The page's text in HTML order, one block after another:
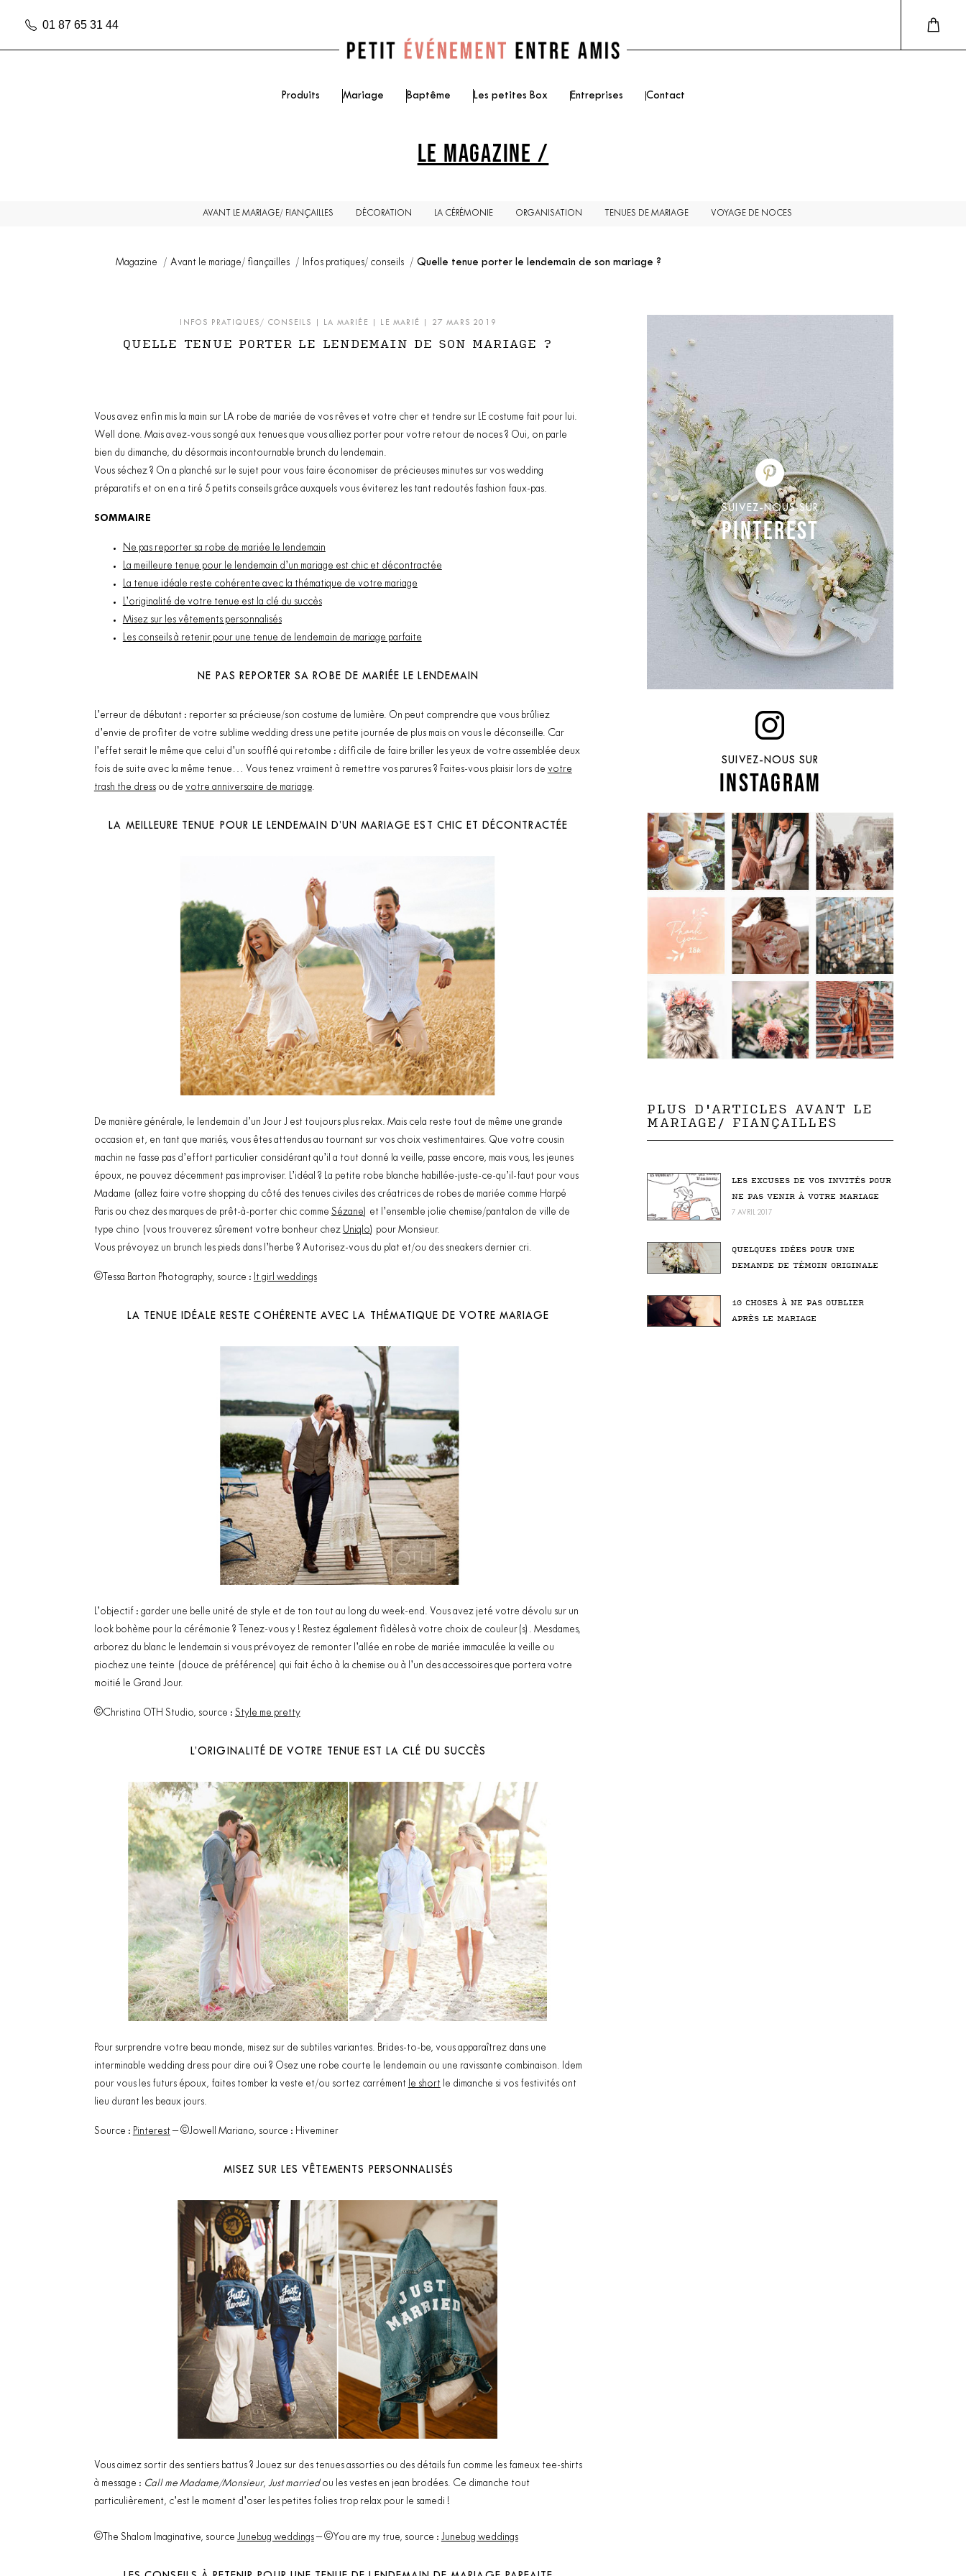
01 87 65 31 44
Produits Mariage Baptême Les petites Box Entreprises Contact
LE MAGAZINE /
AVANT LE MARIAGE/ FIANÇAILLES DÉCORATION LA CÉRÉMONIE ORGANISATION TENUES DE MARIAGE VOYAGE DE NOCES
Magazine Avant le mariage/ fiançailles Infos pratiques/ conseils Quelle tenue porter le lendemain de son mariage ?
INFOS PRATIQUES/ CONSEILS LA MARIÉE LE MARIÉ | 27 MARS 2019
QUELLE TENUE PORTER LE LENDEMAIN DE SON MARIAGE ?
Vous avez enfin mis la main sur LA robe de mariée de vos rêves et votre cher et tendre sur LE costume fait pour lui.
Well done. Mais avez-vous songé aux tenues que vous alliez porter pour votre retour de noces ? Oui, on parle
bien du dimanche, du désormais incontournable brunch du lendemain.
Vous séchez ? On a planché sur le sujet pour vous faire économiser de précieuses minutes sur vos wedding
préparatifs et on en a tiré 5 petits conseils grâce auxquels vous éviterez les tant redoutés fashion faux-pas.
SOMMAIRE
Ne pas reporter sa robe de mariée le lendemain
La meilleure tenue pour le lendemain d’un mariage est chic et décontractée
La tenue idéale reste cohérente avec la thématique de votre mariage
L’originalité de votre tenue est la clé du succès
Misez sur les vêtements personnalisés
Les conseils à retenir pour une tenue de lendemain de mariage parfaite
NE PAS REPORTER SA ROBE DE MARIÉE LE LENDEMAIN
L’erreur de débutant : reporter sa précieuse/son costume de lumière. On peut comprendre que vous brûliez
d’envie de profiter de votre sublime wedding dress une petite journée de plus mais on vous le déconseille. Car
l’effet serait le même que celui d’un soufflé qui retombe : difficile de faire briller les yeux de votre assemblée deux
fois de suite avec la même tenue… Vous tenez vraiment à remettre vos parures ? Faites-vous plaisir lors de votre
trash the dressou de votre anniversaire de mariage.
LA MEILLEURE TENUE POUR LE LENDEMAIN D’UN MARIAGE EST CHIC ET DÉCONTRACTÉE
De manière générale, le lendemain d’un Jour J est toujours plus relax. Mais cela reste tout de même une grande
occasion et, en tant que mariés, vous êtes attendus au tournant sur vos choix vestimentaires. Que votre cousin
machin ne fasse pas d’effort particulier considérant qu’il a tout donné la veille, passe encore, mais vous, les jeunes
époux, ne pouvez décemment pas improviser. L’idéal ? La petite robe blanche habillée-juste-ce-qu’il-faut pour vous
Madame (allez faire votre shopping du côté des tenues civiles des créatrices de robes de mariée comme Harpé
Paris ou chez des marques de prêt-à-porter chic comme Sézane) et l’ensemble jolie chemise/pantalon de ville de
type chino (vous trouverez sûrement votre bonheur chez Uniqlo) pour Monsieur.
Vous prévoyez un brunch les pieds dans l’herbe ? Autorisez-vous du plat et/ou des sneakers dernier cri.
©Tessa Barton Photography, source : It girl weddings
LA TENUE IDÉALE RESTE COHÉRENTE AVEC LA THÉMATIQUE DE VOTRE MARIAGE
L’objectif : garder une belle unité de style et de ton tout au long du week-end. Vous avez jeté votre dévolu sur un
look bohème pour la cérémonie ? Tenez-vous y ! Restez également fidèles à votre choix de couleur(s). Mesdames,
arborez du blanc le lendemain si vous prévoyez de remonter l’allée en robe de mariée immaculée la veille ou
piochez une teinte (douce de préférence) qui fait écho à la chemise ou à l’un des accessoires que portera votre
moitié le Grand Jour.
©Christina OTH Studio, source : Style me pretty
L’ORIGINALITÉ DE VOTRE TENUE EST LA CLÉ DU SUCCÈS
Pour surprendre votre beau monde, misez sur de subtiles variantes. Brides-to-be, vous apparaîtrez dans une
interminable wedding dress pour dire oui ? Osez une robe courte le lendemain ou une ravissante combinaison. Idem
pour vous les futurs époux, faites tomber la veste et/ou sortez carrément le shortle dimanche si vos festivités ont
lieu durant les beaux jours.
Source : Pinterest– ©Jowell Mariano, source : Hiveminer
MISEZ SUR LES VÊTEMENTS PERSONNALISÉS
Vous aimez sortir des sentiers battus ? Jouez sur des tenues assorties ou des détails fun comme les fameux tee-shirts
à message : Call me Madame/Monsieur, Just marriedou les vestes en jean brodées. Ce dimanche tout
particulièrement, c’est le moment d’oser les petites folies trop relax pour le samedi !
©The Shalom Imaginative, source Junebug weddings– ©You are my true, source : Junebug weddings
SUIVEZ-NOUS SUR
PINTEREST
SUIVEZ-NOUS SUR
INSTAGRAM
PLUS D'ARTICLES AVANT LE
MARIAGE/ FIANÇAILLES
LES EXCUSES DE VOS INVITÉS POUR
NE PAS VENIR À VOTRE MARIAGE
7 AVRIL 2017
QUELQUES IDÉES POUR UNE
DEMANDE DE TÉMOIN ORIGINALE
10 CHOSES À NE PAS OUBLIER
APRÈS LE MARIAGE